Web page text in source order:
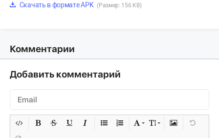
Скачать в формате APK (Размер: 156 KB)
Комментарии
Добавить комментарий